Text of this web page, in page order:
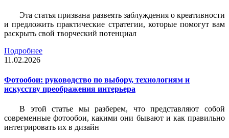
Эта статья призвана развеять заблуждения о креативности
и предложить практические стратегии, которые помогут вам
раскрыть свой творческий потенциал
Подробнее
11.02.2026
Фотообои: руководство по выбору, технологиям и
искусству преображения интерьера
В этой статье мы разберем, что представляют собой
современные фотообои, какими они бывают и как правильно
интегрировать их в дизайн